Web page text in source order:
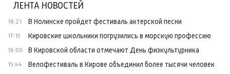
ЛЕНТА НОВОСТЕЙ
18:21 В Нолинске пройдет фестиваль актерской песни
17:15 Кировские школьники погрузились в морскую профессию
16:00 В Кировской области отмечают День физкультурника
15:44 Велофестиваль в Кирове объединил более тысячи человек